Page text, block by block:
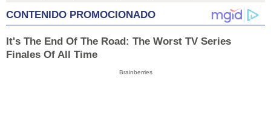
CONTENIDO PROMOCIONADO
It's The End Of The Road: The Worst TV Series
Finales Of All Time
Brainberries